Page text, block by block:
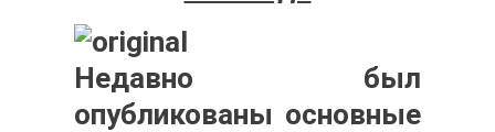
Недавно был
опубликованы основные